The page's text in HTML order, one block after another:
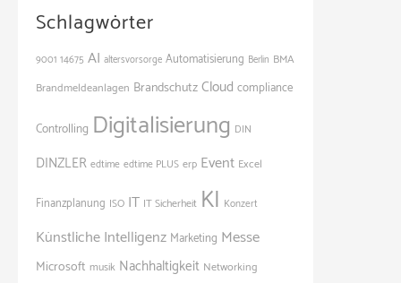
Schlagwörter
9001 14675 AI altersvorsorge Automatisierung Berlin BMA
Brandmeldeanlagen BrandschutzCloud compliance
Controlling Digitalisierung DIN
DINZLER edtime edtime PLUS erp Event Excel
Finanzplanung ISO IT IT Sicherheit KI Konzert
Künstliche Intelligenz Marketing Messe
Microsoft musik Nachhaltigkeit Networking